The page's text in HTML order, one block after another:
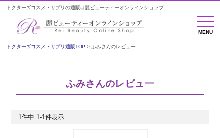
ドクターズコスメ・サプリの通販は麗ビューティーオンラインショップ
MENU
MENU
ドクターズコスメ・サプリ通販TOP ふみさんのレビュー
ふみさんのレビュー
1件中 1-1件表示